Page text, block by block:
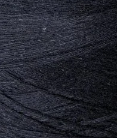
вам
подключен сервис
cookie.